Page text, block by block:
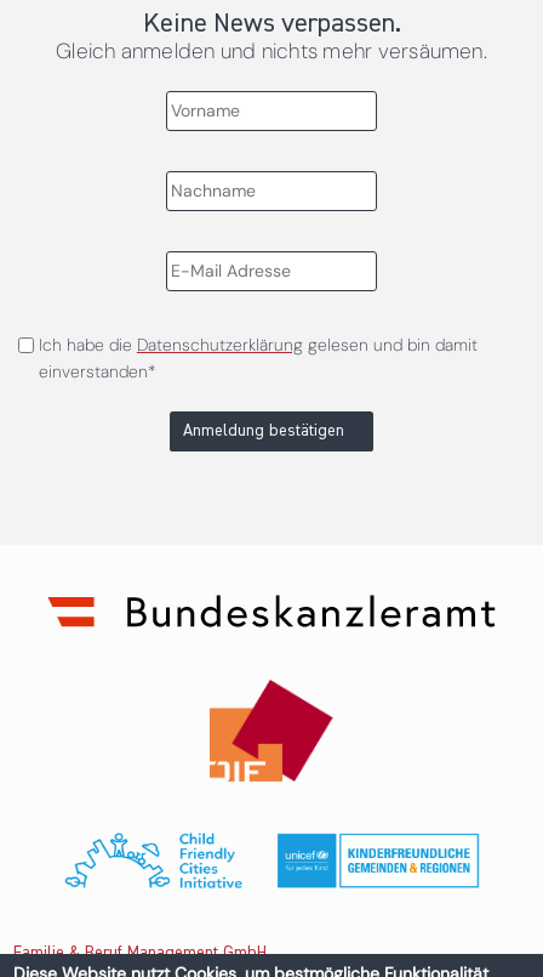
Keine News verpassen.
Gleich anmelden und nichts mehr versäumen.
Ich habe die Datenschutzerklärunggelesen und bin damit
einverstanden*
Anmeldung bestätigen
Familie & Beruf Management GmbH